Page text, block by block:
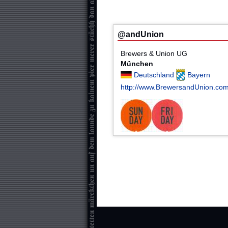
@andUnion
Brewers & Union UG
München
Deutschland
Bayern
http://